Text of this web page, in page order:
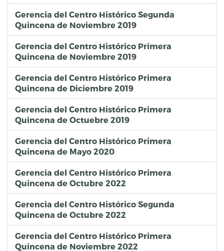
Gerencia del Centro Histórico Segunda
Quincena de Noviembre 2019
Gerencia del Centro Histórico Primera
Quincena de Noviembre 2019
Gerencia del Centro Histórico Primera
Quincena de Diciembre 2019
Gerencia del Centro Histórico Primera
Quincena de Octuebre 2019
Gerencia del Centro Histórico Primera
Quincena de Mayo 2020
Gerencia del Centro Histórico Primera
Quincena de Octubre 2022
Gerencia del Centro Histórico Segunda
Quincena de Octubre 2022
Gerencia del Centro Histórico Primera
Quincena de Noviembre 2022